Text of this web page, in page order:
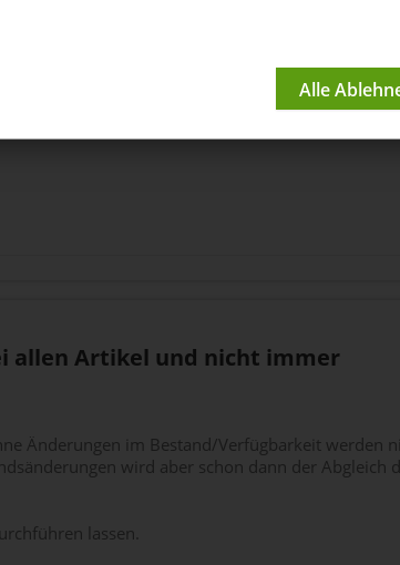
verkauft werden , die nicht am Lager sind
eingerahmt, zuvor hatte ich auch händisch
allen Artikel und nicht immer
Änderungen im Bestand/Verfügbarkeit werden
wird aber schon dann der
lassen.